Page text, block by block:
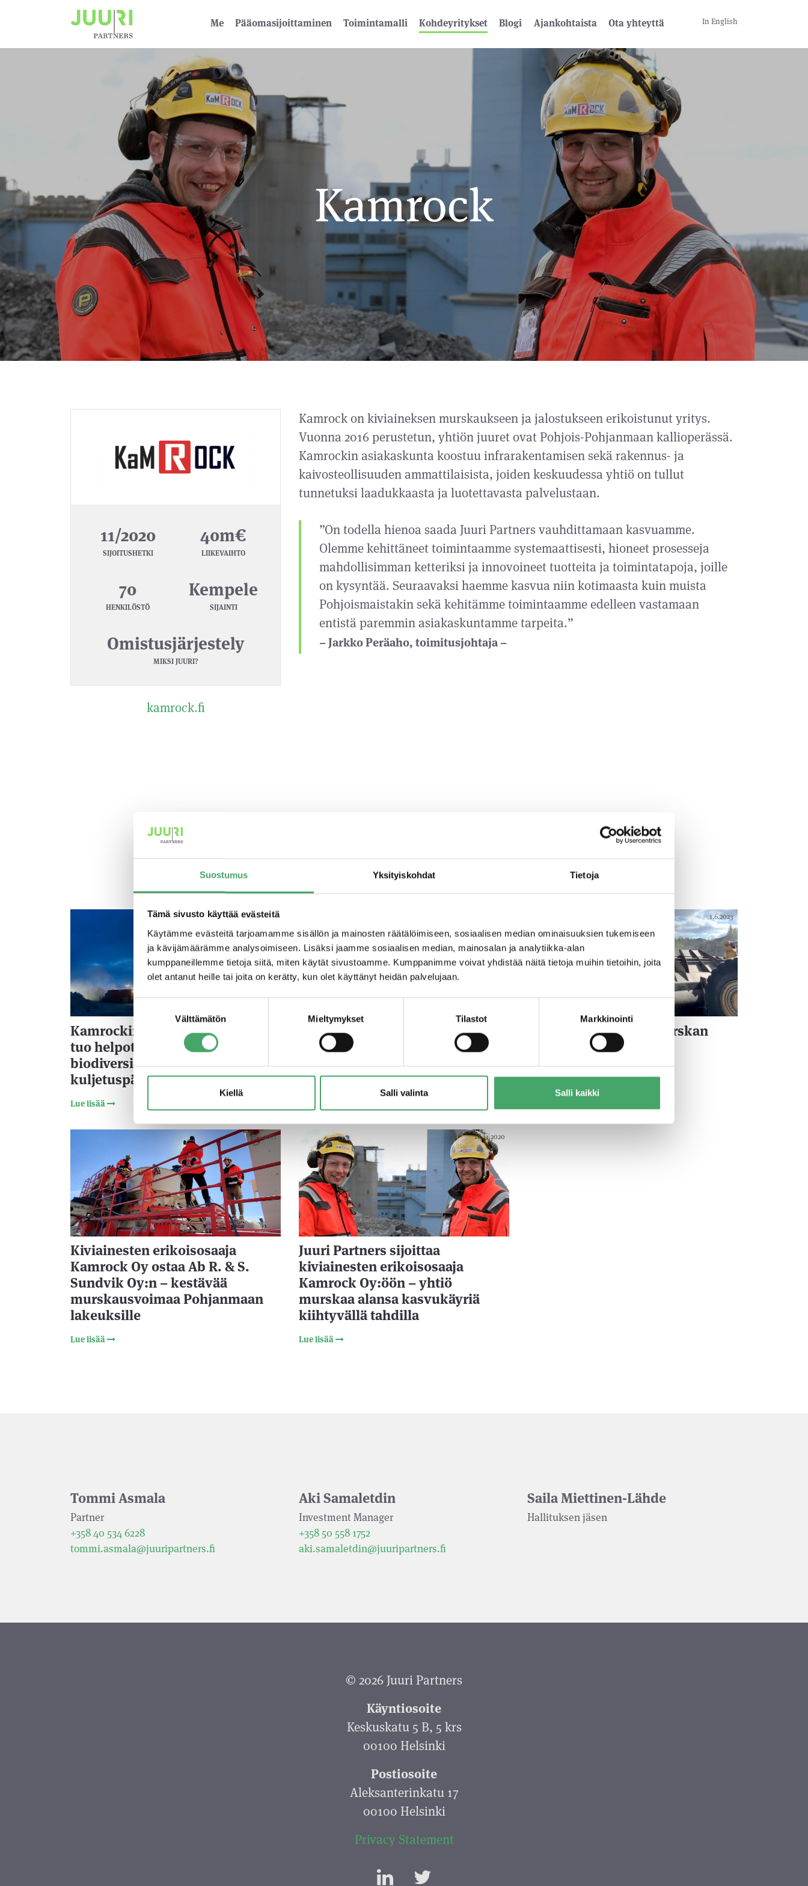
Suostumus Yksityiskohdat Tietoja
Tämä sivusto käyttää evästeitä
Käytämme evästeitä tarjoamamme sisällön ja mainosten räätälöimiseen, sosiaalisen median ominaisuuksien tukemiseen
ja kävijämäärämme analysoimiseen. Lisäksi jaamme sosiaalisen median, mainosalan ja analytiikka-alan
kumppaneillemme tietoja siitä, miten käytät sivustoamme. Kumppanimme voivat yhdistää näitä tietoja muihin tietoihin, joita
olet antanut heille tai joita on kerätty, kun olet käyttänyt heidän palvelujaan.
Suostumuksen
valinta
Välttämätön Mieltymykset Tilastot Markkinointi
Kiellä Salli valinta Salli kaikki
Me Pääoma­sijoittaminen Toimintamalli Kohdeyritykset Blogi Ajankohtaista Ota yhteyttä In English
Kamrock
11/2020
SIJOITUSHETKI
40m€
LIIKEVAIHTO
70
HENKILÖSTÖ
Kempele
SIJAINTI
Omistusjärjestely
MIKSI JUURI?
kamrock.fi
Kamrock on kiviaineksen murskaukseen ja jalostukseen erikoistunut yritys.
Vuonna 2016 perustetun, yhtiön juuret ovat Pohjois-Pohjanmaan kallioperässä.
Kamrockin asiakaskunta koostuu infrarakentamisen sekä rakennus- ja
kaivosteollisuuden ammattilaisista, joiden keskuudessa yhtiö on tullut
tunnetuksi laadukkaasta ja luotettavasta palvelustaan.
”On todella hienoa saada Juuri Partners vauhdittamaan kasvuamme.
Olemme kehittäneet toimintaamme systemaattisesti, hioneet prosesseja
mahdollisimman ketteriksi ja innovoineet tuotteita ja toimintatapoja, joille
on kysyntää. Seuraavaksi haemme kasvua niin kotimaasta kuin muista
Pohjoismaistakin sekä kehitämme toimintaamme edelleen vastamaan
entistä paremmin asiakaskuntamme tarpeita.”
Jarkko Peräaho, toimitusjohtaja
Ajankohtaista
18.12.2023
Kamrockin kehittämä kalliosora
tuo helpotusta
biodiversiteettikatoon ja
kuljetuspäästöihin
Lue lisää
Vastuullista omistaja-arvoa:
Juuri Partnersin
vastuullisuusraportti julkistettu
1.6.2023
Kamrock ostaa Telamurskan
liiketoiminnan
2.6.2021
Kiviainesten erikoisosaaja
Kamrock Oy ostaa Ab R. & S.
Sundvik Oy:n – kestävää
murskausvoimaa Pohjanmaan
lakeuksille
Lue lisää
18.11.2020
Juuri Partners sijoittaa
kiviainesten erikoisosaaja
Kamrock Oy:öön – yhtiö
murskaa alansa kasvukäyriä
kiihtyvällä tahdilla
Lue lisää
Tommi Asmala
Partner
+358 40 534 6228
tommi.asmala@juuripartners.fi
Aki Samaletdin
Investment Manager
+358 50 558 1752
aki.samaletdin@juuripartners.fi
Saila Miettinen-Lähde
Hallituksen jäsen
© 2026 Juuri Partners
Käyntiosoite
Keskuskatu 5 B, 5 krs
00100 Helsinki
Postiosoite
Aleksanterinkatu 17
00100 Helsinki
Privacy Statement